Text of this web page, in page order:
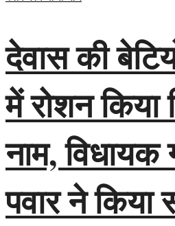
देवास की
में रोशन
नाम, विधायक
पवार ने किया